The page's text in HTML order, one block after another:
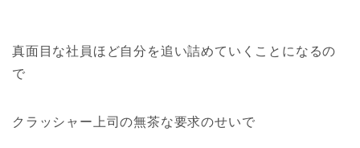
真面目な社員ほど自分を追い詰めていくことになるの
で
クラッシャー上司の無茶な要求のせいで